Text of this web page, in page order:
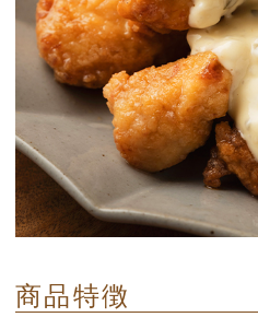
商品特徴